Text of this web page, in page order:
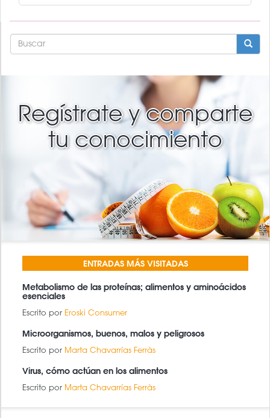
FORMULARIO
DE
Regístrate y comparte
tu conocimiento
ENTRADAS MÁS VISITADAS
Metabolismo de las proteínas; alimentos y aminoácidos
esenciales
Escrito por Eroski Consumer
Microorganismos, buenos, malos y peligrosos
Escrito por Marta Chavarrías Ferràs
Virus, cómo actúan en los alimentos
Escrito por Marta Chavarrías Ferràs